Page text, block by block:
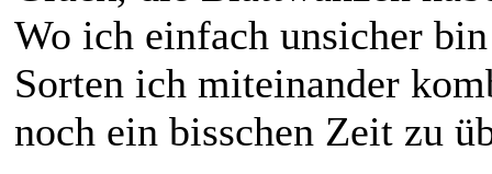
Wo ich einfach unsicher
Sorten ich miteinander
noch ein bisschen Zeit zu